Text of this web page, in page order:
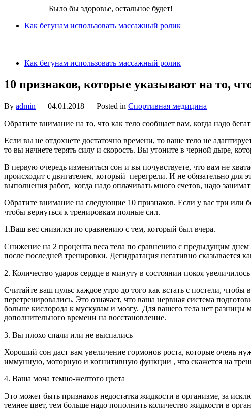
Было бы здоровье, остальное будет!
Как бегунам использовать массажный ролик
Как бегунам использовать массажный ролик
10 признаков, которые указывают на то,
By admin — 04.01.2018 — Posted in Спортивная медицина
Обратите внимание на то, что как тело сообщает вам, когда надо
Если вы не отдохнете достаточно времени, то ваше тело не
то вы начнете терять силу и скорость. Вы утоните в черной дыре,
В первую очередь измениться сон и вы почувствуете, что вам не
происходит с двигателем, который перегрели. И не обязательно
выполнения работ, когда надо оплачивать много счетов, надо
Обратите внимание на следующие 10 признаков. Если у вас три или
чтобы вернуться к тренировкам полные сил.
1.Ваш вес снизился по сравнению с тем, который был вчера.
Снижение на 2 процента веса тела по сравнению с предыдущим днем
после последней тренировки. Дегидратация негативно сказывается
2. Количество ударов сердце в минуту в состоянии покоя увеличилось
Считайте ваш пульс каждое утро до того как встать с постели,
перетренировались. Это означает, что ваша нервная система
больше кислорода к мускулам и мозгу. Для вашего тела нет
дополнительного времени на восстановление.
3. Вы плохо спали или не выспались
Хороший сон даст вам увеличение гормонов роста, которые очень
иммунную, моторную и когнитивную функции , что скажется на
4. Ваша моча темно-желтого цвета
Это может быть признаков недостатка жидкости в организме, за
темнее цвет, тем больше надо пополнить количество жидкости в